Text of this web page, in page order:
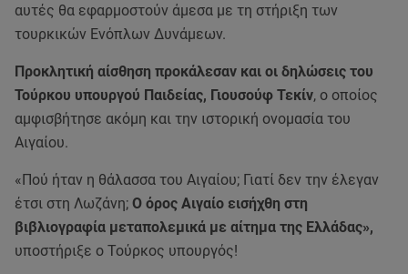
αυτές θα εφαρμοστούν άμεσα με τη στήριξη των
τουρκικών Ενόπλων Δυνάμεων.
Προκλητική αίσθηση προκάλεσαν και οι δηλώσεις του
Τούρκου υπουργού Παιδείας, Γιουσούφ Τεκίν, ο οποίος
αμφισβήτησε ακόμη και την ιστορική ονομασία του
Αιγαίου.
«Πού ήταν η θάλασσα του Αιγαίου; Γιατί δεν την έλεγαν
έτσι στη Λωζάνη; Ο όρος Αιγαίο εισήχθη στη
βιβλιογραφία μεταπολεμικά με αίτημα της Ελλάδας»,
υποστήριξε ο Τούρκος υπουργός!